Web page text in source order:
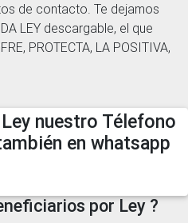
de contacto. Te dejamos
LEY descargable, el que
PROTECTA, LA POSITIVA,
nuestro Télefono
en whatsapp
por Ley ?